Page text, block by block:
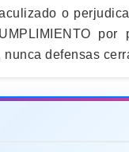
o
por
defensas